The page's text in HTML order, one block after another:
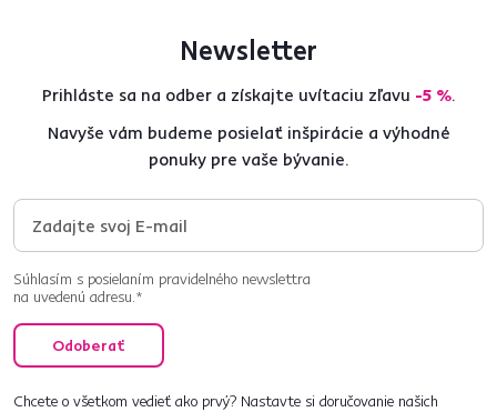
Newsletter
Prihláste sa na odber a získajte uvítaciu zľavu -5 %.
Navyše vám budeme posielať inšpirácie a výhodné
ponuky pre vaše bývanie.
Súhlasím s posielaním pravidelného newslettra
na uvedenú adresu.*
Odoberať
Chcete o všetkom vedieť ako prvý? Nastavte si doručovanie našich